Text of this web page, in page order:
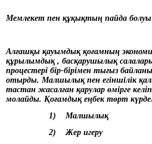
Мемлекет пен құқықтың пайда
Алғашқы қауымдық қоғамның
құрылымдық , басқарушылық
процестері бір-бірімен тығыз
отырды. Малшылық пен егіншілік
тастан жасалған қарулар өмірге
молайды. Қоғамдық еңбек төрт
1) Малшылық
2) Жер игеру